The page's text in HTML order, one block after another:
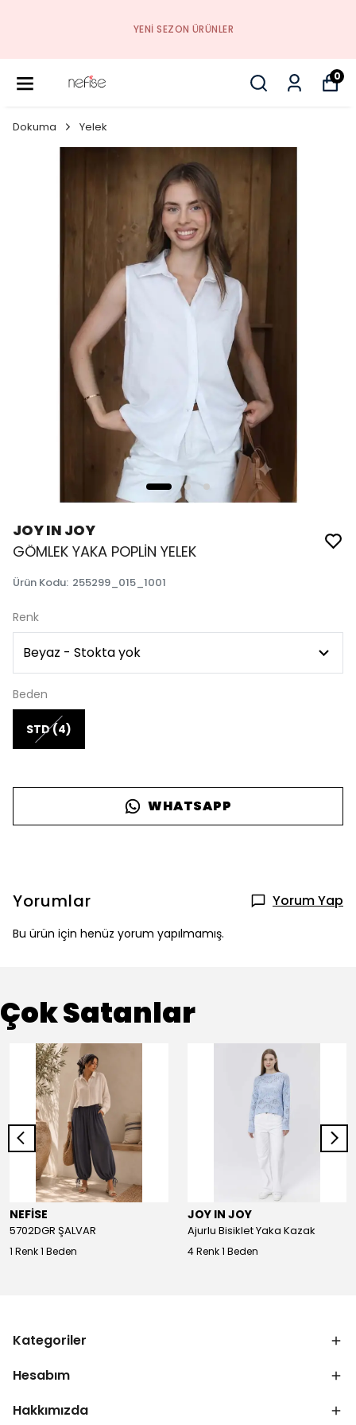
YENI SEZON ÜRÜNLER
0
Dokuma Yelek
JOY IN JOY
GÖMLEK YAKA POPLİN YELEK
Ürün Kodu: 255299_015_1001
Renk
Beden
STD (4)
WHATSAPP
Yorumlar Yorum Yap
Bu ürün için henüz yorum yapılmamış.
Çok Satanlar
NEFİSE
5702DGR ŞALVAR
1 Renk 1 Beden
JOY IN JOY
Ajurlu Bisiklet Yaka Kazak
4 Renk 1 Beden
Kategoriler
Hesabım
Hakkımızda